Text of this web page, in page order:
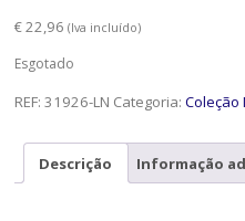
€22,96 (Iva incluído)
Esgotado
REF:31926-LN Categoria:Coleção
Descrição Informação